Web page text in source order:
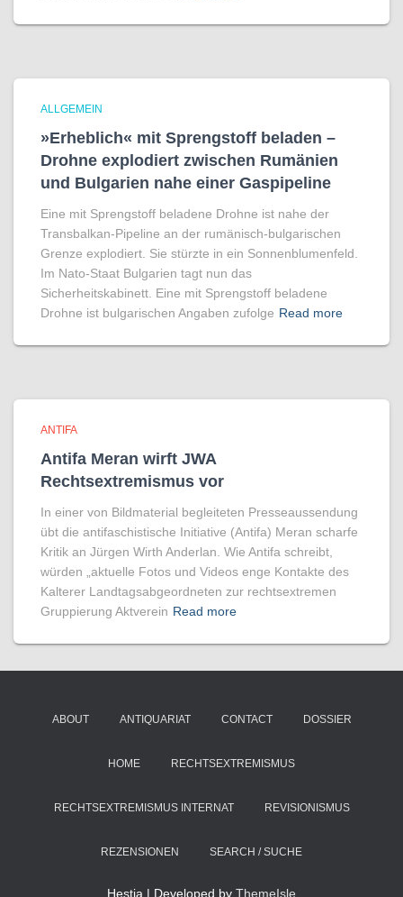
ALLGEMEIN
»Erheblich« mit Sprengstoff beladen –
Drohne explodiert zwischen Rumänien
und Bulgarien nahe einer Gaspipeline
Eine mit Sprengstoff beladene Drohne ist nahe der
Transbalkan-Pipeline an der rumänisch-bulgarischen
Grenze explodiert. Sie stürzte in ein Sonnenblumenfeld.
Im Nato-Staat Bulgarien tagt nun das
Sicherheitskabinett. Eine mit Sprengstoff beladene
Drohne ist bulgarischen Angaben zufolge Read more
ANTIFA
Antifa Meran wirft JWA
Rechtsextremismus vor
In einer von Bildmaterial begleiteten Presseaussendung
übt die antifaschistische Initiative (Antifa) Meran scharfe
Kritik an Jürgen Wirth Anderlan. Wie Antifa schreibt,
würden „aktuelle Fotos und Videos enge Kontakte des
Kalterer Landtagsabgeordneten zur rechtsextremen
Gruppierung Aktverein Read more
ABOUT ANTIQUARIAT CONTACT DOSSIER
HOME RECHTSEXTREMISMUS
RECHTSEXTREMISMUS INTERNAT REVISIONISMUS
REZENSIONEN SEARCH / SUCHE
Hestia | Developed by ThemeIsle